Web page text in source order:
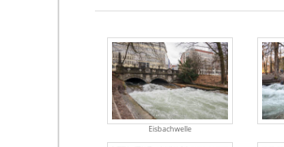
Eisbachwelle